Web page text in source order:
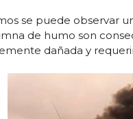
se puede observar
de humo son
dañada y